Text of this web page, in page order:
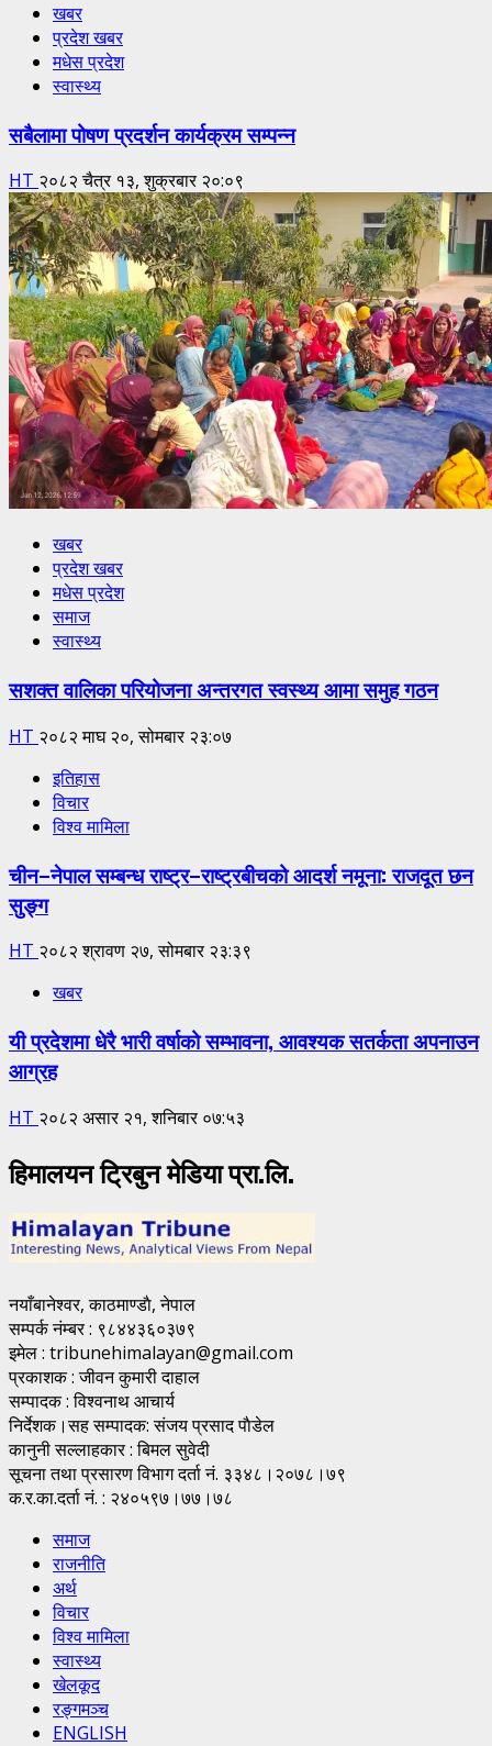
खबर
प्रदेश खबर
मधेस प्रदेश
स्वास्थ्य
सबैलामा पोषण प्रदर्शन कार्यक्रम सम्पन्न
HT २०८२ चैत्र १३, शुक्रबार २०:०९
खबर
प्रदेश खबर
मधेस प्रदेश
समाज
स्वास्थ्य
सशक्त वालिका परियोजना अन्तरगत स्वस्थ्य आमा समुह गठन
HT २०८२ माघ २०, सोमबार २३:०७
इतिहास
विचार
विश्व मामिला
चीन–नेपाल सम्बन्ध राष्ट्र–राष्ट्रबीचको आदर्श नमूना: राजदूत छन
सुङ्ग
HT २०८२ श्रावण २७, सोमबार २३:३९
खबर
यी प्रदेशमा धेरै भारी वर्षाको सम्भावना, आवश्यक सतर्कता अपनाउन
आग्रह
HT २०८२ असार २१, शनिबार ०७:५३
हिमालयन ट्रिबुन मेडिया प्रा.लि.
नयाँबानेश्वर, काठमाण्डाै, नेपाल
सम्पर्क नंम्बर : ९८४४३६०३७९
इमेल : tribunehimalayan@gmail.com
प्रकाशक : जीवन कुमारी दाहाल
सम्पादक : विश्वनाथ आचार्य
निर्देशक।सह सम्पादक: संजय प्रसाद पाैडेल
कानुनी सल्लाहकार : बिमल सुवेदी
सूचना तथा प्रसारण विभाग दर्ता नं. ३३४८।२०७८।७९
क.र.का.दर्ता नं. : २४०५९७।७७।७८
समाज
राजनीति
अर्थ
विचार
विश्व मामिला
स्वास्थ्य
खेलकूद
रङ्गमञ्च
ENGLISH